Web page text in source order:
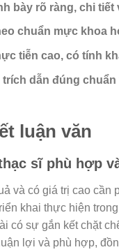
bày rõ ràng, chi
chuẩn mực khoa
tiễn cao, có tính
dẫn đúng
luận văn
sĩ phù hợp
và có giá trị cao
khai thực hiện
có sự gắn kết chặt
lợi và phù hợp,